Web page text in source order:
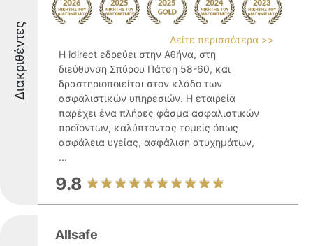
Διακριθέντες
Δείτε περισσότερα >>
Η idirect εδρεύει στην Αθήνα, στη
διεύθυνση Σπύρου Πάτση 58-60, και
δραστηριοποιείται στον κλάδο των
ασφαλιστικών υπηρεσιών. Η εταιρεία
παρέχει ένα πλήρες φάσμα ασφαλιστικών
προϊόντων, καλύπτοντας τομείς όπως
ασφάλεια υγείας, ασφάλιση ατυχημάτων,
...
9.8
Allsafe